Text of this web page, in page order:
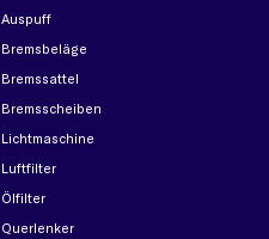
Auspuff
Bremsbeläge
Bremssattel
Bremsscheiben
Lichtmaschine
Luftfilter
Ölfilter
Querlenker